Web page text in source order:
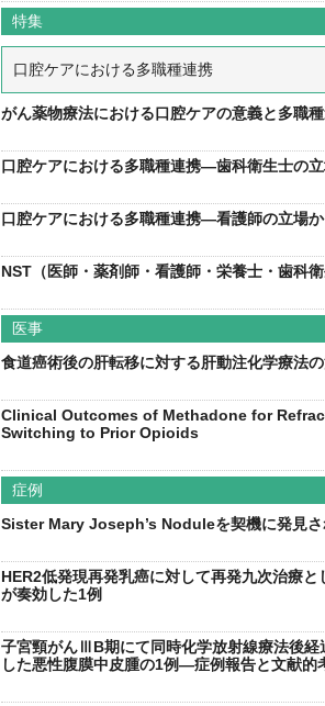
特集
口腔ケアにおける多職種連携
がん薬物療法における口腔ケアの意義と多職
口腔ケアにおける多職種連携―歯科衛生士の
口腔ケアにおける多職種連携―看護師の立場
NST（医師・薬剤師・看護師・栄養士・歯
医事
食道癌術後の肝転移に対する肝動注化学療法
Clinical Outcomes of Methadone for
Switching to Prior Opioids
症例
Sister Mary Joseph’s Noduleを契機に発見さ
HER2低発現再発乳癌に対して再発九次治療
が奏効した1例
子宮頸がんⅢB期にて同時化学放射線療法後
した悪性腹膜中皮腫の1例―症例報告と文献